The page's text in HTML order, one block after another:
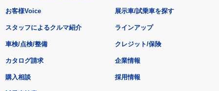
お客様Voice
スタッフによるクルマ紹介
展示車/試乗車を探す
ラインアップ
車検/点検/整備 クレジット/保険
カタログ請求
購入相談
企業情報
採用情報